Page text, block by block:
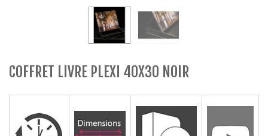
COFFRET LIVRE PLEXI 40X30 NOIR